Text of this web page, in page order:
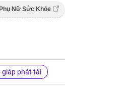
Nữ Sức Khỏe
giáp phát tài